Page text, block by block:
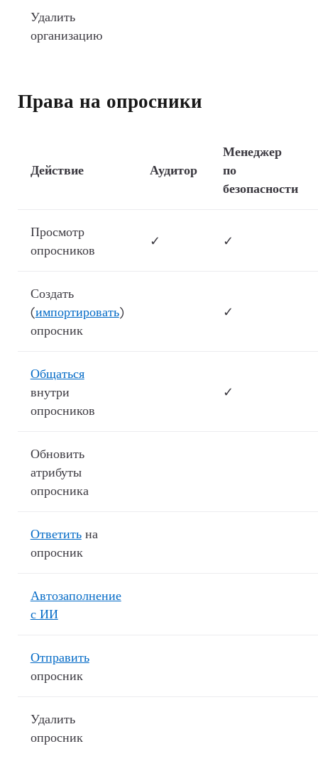
Удалить
организацию
Права на опросники
Действие Аудитор
Менеджер
по
безопасности
Просмотр
опросников
✓ ✓
Создать
(импортировать)
опросник
✓
Общаться
внутри
опросников
✓
Обновить
атрибуты
опросника
Ответитьна
опросник
Автозаполнение
с ИИ
Отправить
опросник
Удалить
опросник